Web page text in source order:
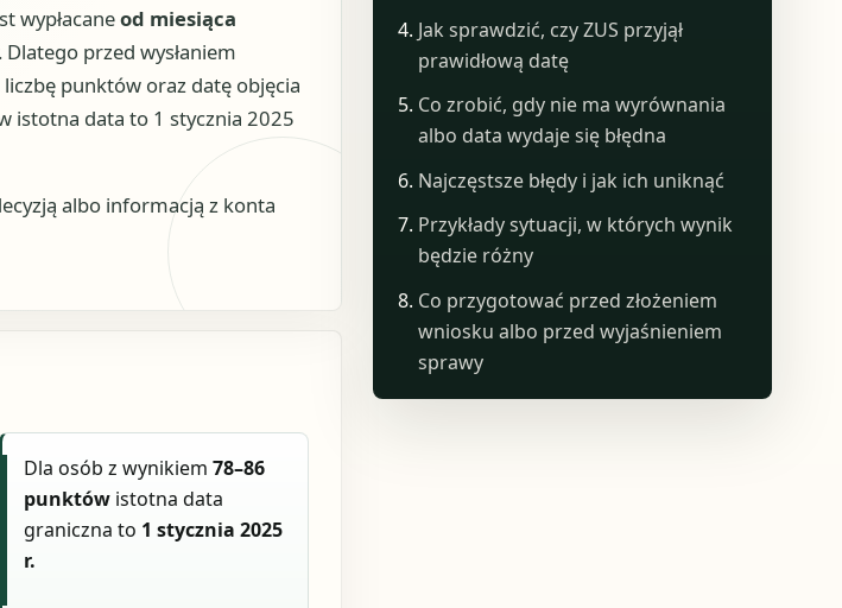
wypłacaneod miesiąca
Dlatego przed wysłaniem
punktów oraz datę objęcia
istotna data to 1 stycznia 2025
albo informacją z konta
Dla osób z wynikiem78–86
punktów istotna data
graniczna to 1 stycznia 2025
r.
Jak sprawdzić, czy ZUS przyjął
prawidłową datę
Co zrobić, gdy nie ma wyrównania
albo data wydaje się błędna
Najczęstsze błędy i jak ich uniknąć
Przykłady sytuacji, w których wynik
będzie różny
Co przygotować przed złożeniem
wniosku albo przed wyjaśnieniem
sprawy